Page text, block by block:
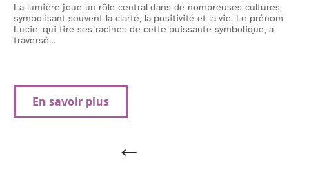
La lumière joue un rôle central dans de nombreuses cultures,
symbolisant souvent la clarté, la positivité et la vie. Le prénom
Lucie, qui tire ses racines de cette puissante symbolique, a
traversé…
En savoir plus